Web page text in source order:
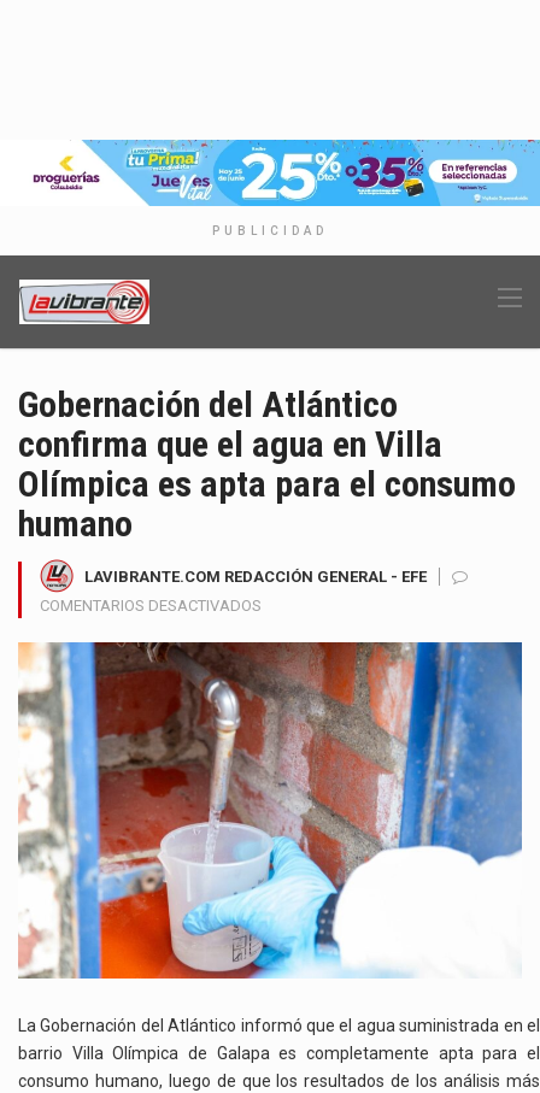
PUBLICIDAD
Gobernación del Atlántico
confirma que el agua en Villa
Olímpica es apta para el consumo
humano
LAVIBRANTE.COM REDACCIÓN GENERAL - EFE
COMENTARIOS DESACTIVADOS
DEL
ATLÁNTICO
CONFIRMA
QUE
EL
AGUA
EN
VILLA
OLÍMPICA
ES
APTA
PARA
EL
CONSUMO
La Gobernación del Atlántico informó que el agua suministrada en el
barrio Villa Olímpica de Galapa es completamente apta para el
consumo humano, luego de que los resultados de los análisis más